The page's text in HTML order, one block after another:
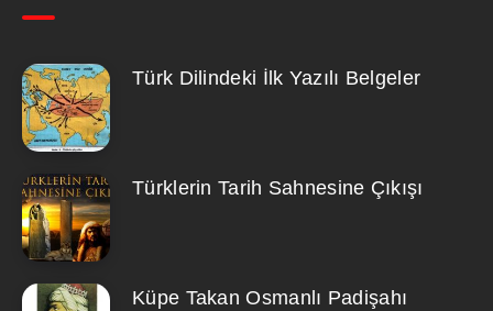
Türk Dilindeki İlk Yazılı Belgeler
Türklerin Tarih Sahnesine Çıkışı
Küpe Takan Osmanlı Padişahı